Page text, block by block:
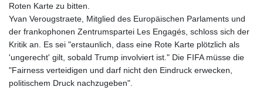
Roten Karte zu bitten.
Yvan Verougstraete, Mitglied des Europäischen Parlaments und
der frankophonen Zentrumspartei Les Engagés, schloss sich der
Kritik an. Es sei "erstaunlich, dass eine Rote Karte plötzlich als
'ungerecht' gilt, sobald Trump involviert ist." Die FIFA müsse die
"Fairness verteidigen und darf nicht den Eindruck erwecken,
politischem Druck nachzugeben".